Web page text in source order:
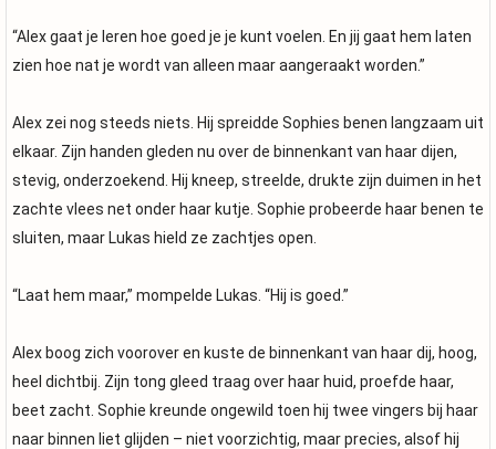
“Alex gaat je leren hoe goed je je kunt voelen. En jij gaat hem laten
zien hoe nat je wordt van alleen maar aangeraakt worden.”
Alex zei nog steeds niets. Hij spreidde Sophies benen langzaam uit
elkaar. Zijn handen gleden nu over de binnenkant van haar dijen,
stevig, onderzoekend. Hij kneep, streelde, drukte zijn duimen in het
zachte vlees net onder haar kutje. Sophie probeerde haar benen te
sluiten, maar Lukas hield ze zachtjes open.
“Laat hem maar,” mompelde Lukas. “Hij is goed.”
Alex boog zich voorover en kuste de binnenkant van haar dij, hoog,
heel dichtbij. Zijn tong gleed traag over haar huid, proefde haar,
beet zacht. Sophie kreunde ongewild toen hij twee vingers bij haar
naar binnen liet glijden – niet voorzichtig, maar precies, alsof hij